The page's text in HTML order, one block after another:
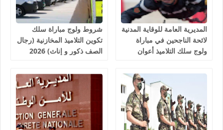
المديرية العامة للوقاية المدنية
لائحة الناجحين في مباراة
ولوج سلك التلاميذ أعوان
شروط ولوج مباراة سلك
تكوين التلاميذ المخازنية (رجال
الصف ذكور و إناث) 2026